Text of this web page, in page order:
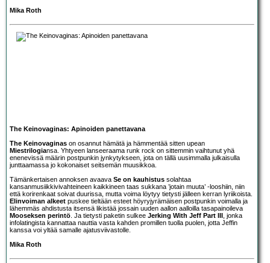
Mika Roth
The Keinovaginas: Apinoiden panettavana
The Keinovaginas on osannut hämätä ja hämmentää sitten upean
Miestrilogiansa. Yhtyeen lanseeraama runk rock on sittemmin vaihtunut yhä
enenevissä määrin postpunkin jynkytykseen, jota on tällä uusimmalla julkaisulla
junttaamassa jo kokonaiset seitsemän muusikkoa.
Tämänkertaisen annoksen avaava Se on kauhistus solahtaa
kansanmusiikkivivahteineen kaikkineen taas sukkana ’jotain muuta’ -looshiin, niin
että korirenkaat soivat duurissa, mutta voima löytyy tietysti jälleen kerran lyriikoista.
Elinvoiman alkeet puskee tieltään esteet höyryjyrämäisen postpunkin voimalla ja
lähemmäs ahdistusta itsensä likistää jossain uuden aallon aalloilla tasapainoileva
Mooseksen perintö . Ja tietysti paketin sulkee Jerking With Jeff Part III , jonka
infolatingista kannattaa nauttia vasta kahden promillen tuolla puolen, jotta Jeffin
kanssa voi yltää samalle ajatusviivastolle.
Mika Roth